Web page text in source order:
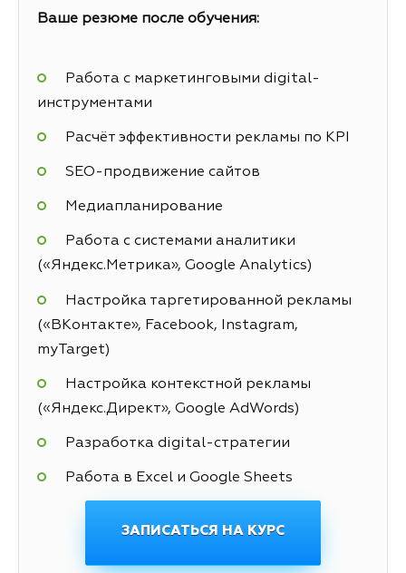
Ваше резюме после обучения:
Работа с маркетинговыми digital-
инструментами
Расчёт эффективности рекламы по KPI
SEO-продвижение сайтов
Медиапланирование
Работа с системами аналитики
(«Яндекс.Метрика», Google Analytics)
Настройка таргетированной рекламы
(«ВКонтакте», Facebook, Instagram,
myTarget)
Настройка контекстной рекламы
(«Яндекс.Директ», Google AdWords)
Разработка digital-стратегии
Работа в Excel и Google Sheets
ЗАПИСАТЬСЯ НА КУРС